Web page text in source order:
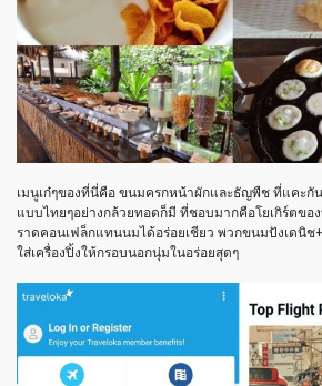
เมนูเก๋ๆของที่นี่คือ ขนมครกหน้าผักและธัญพืช ที่แคะกัน
แบบไทยๆอย่างกล้วยทอดก็มี ที่ชอบมากคือโยเกิร์ตขอ
ราดคอนเฟล็กแทนนมได้อร่อยเชียว พวกขนมปังเดนิช
ใส่เครื่องปิ้งให้กรอบนอกนุ่มในอร่อยสุดๆ